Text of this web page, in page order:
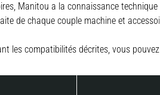
Manitou a la connaissance
de chaque couple machine et
les compatibilités décrites, vous